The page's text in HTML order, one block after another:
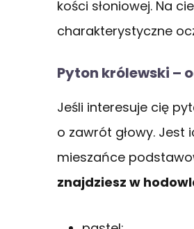
kości słoniowej. Na
charakterystyczne
Pyton królewski –
Jeśli interesuje cię
o zawrót głowy. Jest
mieszańce
znajdziesz w